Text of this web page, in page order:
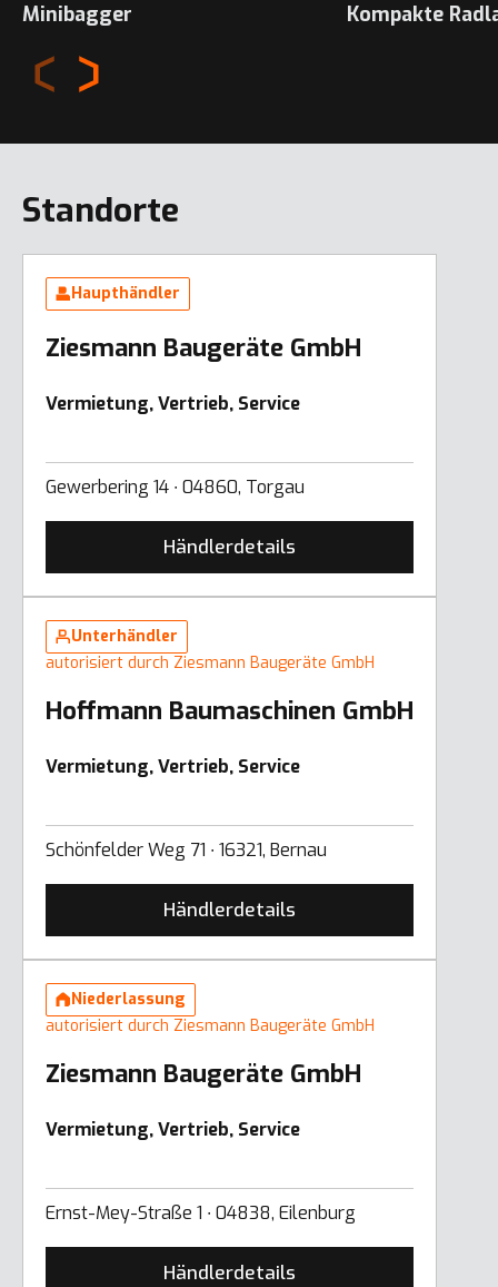
Minibagger Kompakte
Standorte
Haupthändler
Ziesmann Baugeräte GmbH
Vermietung, Vertrieb, Service
Gewerbering 14 ∙ 04860, Torgau
Händlerdetails
Unterhändler
autorisiert durch Ziesmann Baugeräte GmbH
Hoffmann Baumaschinen GmbH
Vermietung, Vertrieb, Service
Schönfelder Weg 71 ∙ 16321, Bernau
Händlerdetails
Niederlassung
autorisiert durch Ziesmann Baugeräte GmbH
Ziesmann Baugeräte GmbH
Vermietung, Vertrieb, Service
Ernst-Mey-Straße 1 ∙ 04838, Eilenburg
Händlerdetails